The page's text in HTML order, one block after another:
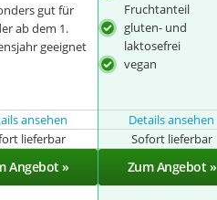
gut für
ab dem 1.
geeignet
Fruchtanteil
gluten- und
laktosefrei
vegan
ansehen Details ansehen
lieferbar Sofort lieferbar
Angebot » Zum Angebot »